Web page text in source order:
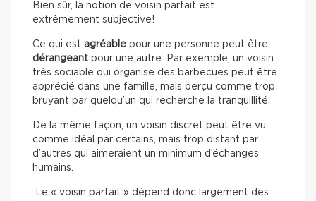
Bien sûr, la notion de voisin parfait est
extrêmement subjective!
Ce qui est agréable pour une personne peut être
dérangeant pour une autre. Par exemple, un voisin
très sociable qui organise des barbecues peut être
apprécié dans une famille, mais perçu comme trop
bruyant par quelqu’un qui recherche la tranquillité.
De la même façon, un voisin discret peut être vu
comme idéal par certains, mais trop distant par
d’autres qui aimeraient un minimum d’échanges
humains.
Le « voisin parfait » dépend donc largement des